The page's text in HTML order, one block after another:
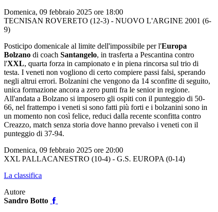
Domenica, 09 febbraio 2025 ore 18:00
TECNISAN ROVERETO (12-3) - NUOVO L'ARGINE 2001 (6-
9)
Posticipo domenicale al limite dell'impossibile per l'Europa
Bolzano di coach Santangelo, in trasferta a Pescantina contro
l'XXL, quarta forza in campionato e in piena rincorsa sul trio di
testa. I veneti non vogliono di certo compiere passi falsi, sperando
negli altrui errori. Bolzanini che vengono da 14 sconfitte di seguito,
unica formazione ancora a zero punti fra le senior in regione.
All'andata a Bolzano si imposero gli ospiti con il punteggio di 50-
66, nel frattempo i veneti si sono fatti più forti e i bolzanini sono in
un momento non così felice, reduci dalla recente sconfitta contro
Creazzo, match senza storia dove hanno prevalso i veneti con il
punteggio di 37-94.
Domenica, 09 febbraio 2025 ore 20:00
XXL PALLACANESTRO (10-4) - G.S. EUROPA (0-14)
La classifica
Autore
Sandro Botto